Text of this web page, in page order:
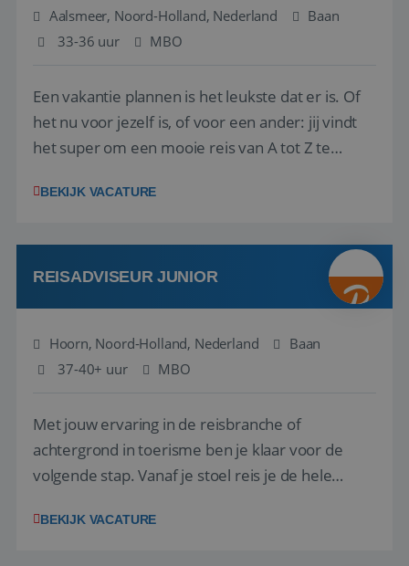
Aalsmeer, Noord-Holland, Nederland
Baan
33-36 uur
MBO
Een vakantie plannen is het leukste dat er is. Of
het nu voor jezelf is, of voor een ander: jij vindt
het super om een mooie reis van A tot Z te
vakantiegangers de meest prachtige plekjes op
werken: of het nu gaat om vragen ...
BEKIJK VACATURE
REISADVISEUR JUNIOR
Hoorn, Noord-Holland, Nederland
Baan
37-40+ uur
MBO
Met jouw ervaring in de reisbranche of
achtergrond in toerisme ben je klaar voor de
volgende stap. Vanaf je stoel reis je de hele
wensen van je team, je klant en wat er in de
BEKIJK VACATURE